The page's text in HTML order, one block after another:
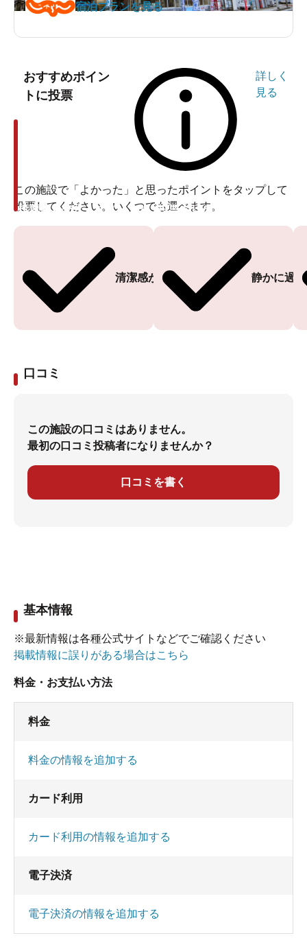
宿泊プランを見る
おすすめポイン
トに投票
詳しく
見る
この施設で「よかった」と思ったポイントをタップして
投票してください。いくつでも選べます。
清潔感がある
投票ありがとうございます
静かに過
投票ありがとうございます
口コミ
この施設の口コミはありません。
最初の口コミ投稿者になりませんか？
口コミを書く
基本情報
※最新情報は各種公式サイトなどでご確認ください
掲載情報に誤りがある場合はこちら
料金・お支払い方法
料金
料金の情報を追加する
カード利用
カード利用の情報を追加する
電子決済
電子決済の情報を追加する